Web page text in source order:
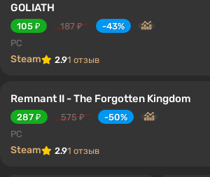
GOLIATH
105 ₽ 187 ₽
-43%
PC
Steam 2.91 отзыв
Remnant II - The Forgotten Kingdom
287 ₽ 575 ₽
-50%
PC
Steam 2.91 отзыв